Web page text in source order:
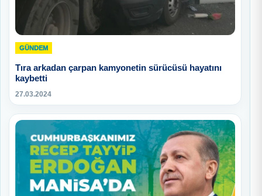
GÜNDEM
Tıra arkadan çarpan kamyonetin sürücüsü hayatını
kaybetti
27.03.2024